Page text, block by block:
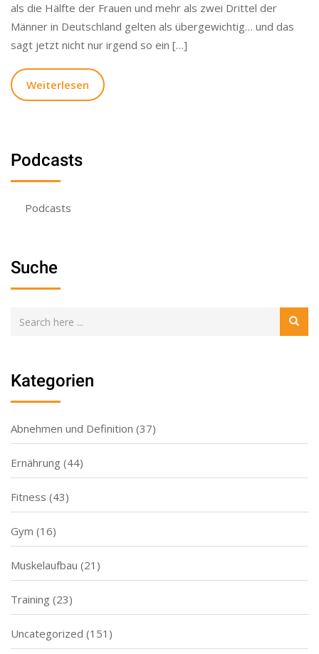
als die Hälfte der Frauen und mehr als zwei Drittel der
Männer in Deutschland gelten als übergewichtig… und das
sagt jetzt nicht nur irgend so ein […]
Weiterlesen
Podcasts
Podcasts
Suche
Kategorien
Abnehmen und Definition (37)
Ernährung (44)
Fitness (43)
Gym (16)
Muskelaufbau (21)
Training (23)
Uncategorized (151)